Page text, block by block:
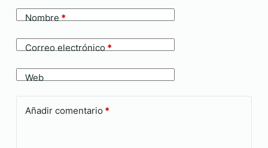
Nombre *
Correo electrónico *
Web
Añadir comentario *